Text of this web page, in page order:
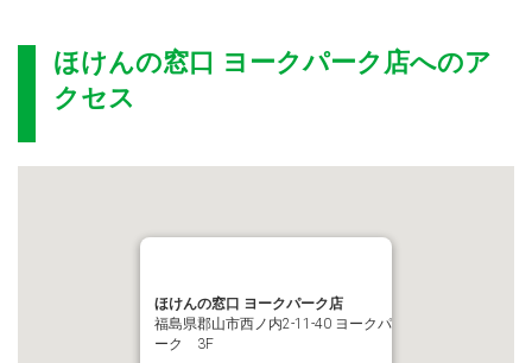
ほけんの窓口 ヨークパーク店へのア
クセス
ほけんの窓口 ヨークパーク店
福島県郡山市西ノ内2-11-40 ヨークパ
ーク 3F